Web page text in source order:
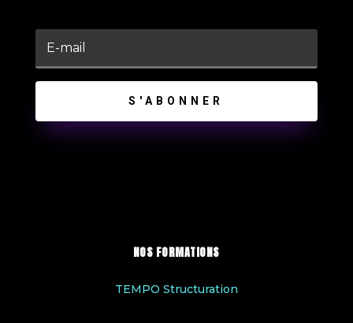
S'ABONNER
NOS FORMATIONS
TEMPO Structuration